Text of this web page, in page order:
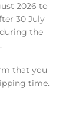
2026 to
30 July
the
that you
time.